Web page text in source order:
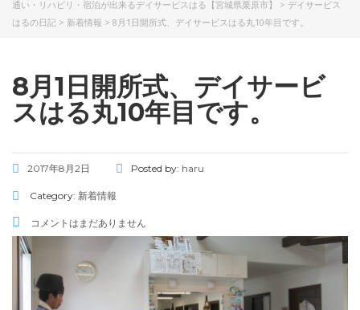
通い・リハビリ・宿泊が出来るデイサービスはる【宮城県栗原市】 > デイサービス
はるの日記 > 新着情報 > 8月1日開所式、デイサービスはる丸10年目です。
8月1日開所式、デイサービ
スはる丸10年目です。
2017年8月2日 Posted by: haru
Category: 新着情報
コメントはまだありません